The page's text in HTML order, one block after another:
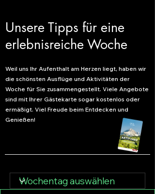
Unsere Tipps für eine
erlebnisreiche Woche
Weil uns Ihr Aufenthalt am Herzen liegt, haben wir
die schönsten Ausflüge und Aktivitäten der
Woche für Sie zusammengestellt. Viele Angebote
sind mit Ihrer Gästekarte sogar kostenlos oder
ermäßigt. Viel Freude beim Entdecken und
Genießen!